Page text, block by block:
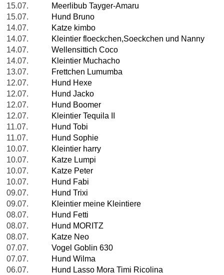
15.07.
Meerlibub Tayger-Amaru
15.07.
Hund Bruno
14.07.
Katze kimbo
14.07.
Kleintier floeckchen,Soeckchen und Nanny
14.07.
Wellensittich Coco
14.07.
Kleintier Muchacho
13.07.
Frettchen Lumumba
12.07.
Hund Hexe
12.07.
Hund Jacko
12.07.
Hund Boomer
12.07.
Kleintier Tequila II
11.07.
Hund Tobi
11.07.
Hund Sophie
10.07.
Kleintier harry
10.07.
Katze Lumpi
10.07.
Katze Peter
10.07.
Hund Fabi
09.07.
Hund Trixi
09.07.
Kleintier meine Kleintiere
08.07.
Hund Fetti
08.07.
Hund MORITZ
08.07.
Katze Neo
07.07.
Vogel Goblin 630
07.07.
Hund Wilma
06.07.
Hund Lasso Mora Timi Ricolina